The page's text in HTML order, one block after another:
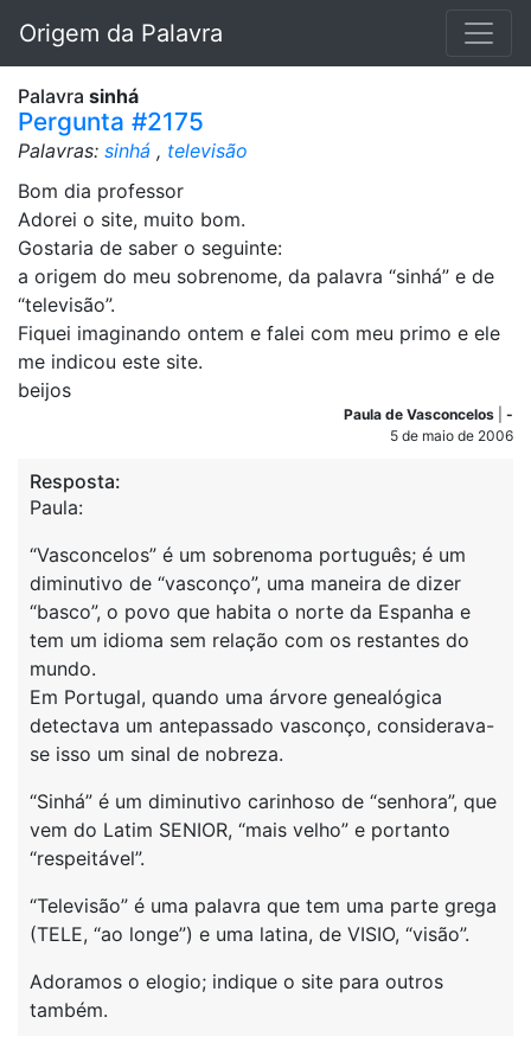
Origem da Palavra
Palavra sinhá
Pergunta #2175
Palavras: sinhá , televisão
Bom dia professor
Adorei o site, muito bom.
Gostaria de saber o seguinte:
a origem do meu sobrenome, da palavra “sinhá” e de
“televisão”.
Fiquei imaginando ontem e falei com meu primo e ele
me indicou este site.
beijos
Paula de Vasconcelos
-
5 de maio de 2006
Resposta:
Paula:
“Vasconcelos” é um sobrenoma português; é um
diminutivo de “vasconço”, uma maneira de dizer
“basco”, o povo que habita o norte da Espanha e
tem um idioma sem relação com os restantes do
mundo.
Em Portugal, quando uma árvore genealógica
detectava um antepassado vasconço, considerava-
se isso um sinal de nobreza.
“Sinhá” é um diminutivo carinhoso de “senhora”, que
vem do Latim SENIOR, “mais velho” e portanto
“respeitável”.
“Televisão” é uma palavra que tem uma parte grega
(TELE, “ao longe”) e uma latina, de VISIO, “visão”.
Adoramos o elogio; indique o site para outros
também.